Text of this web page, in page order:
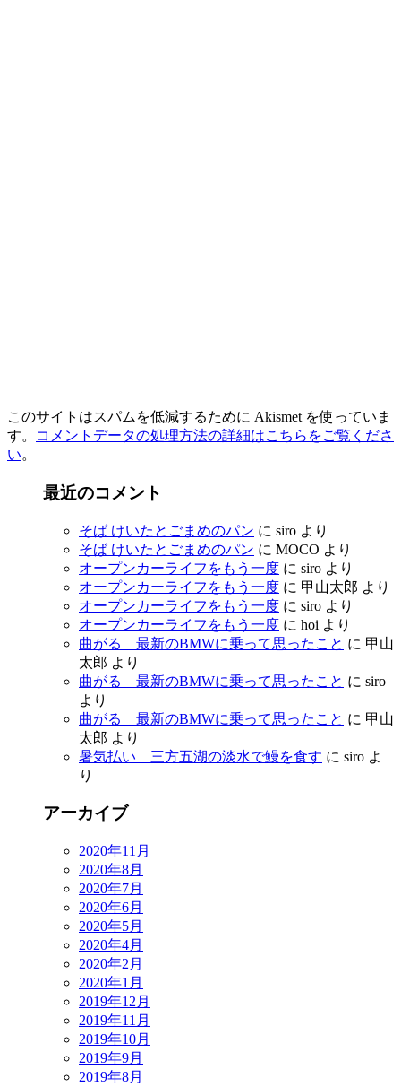
このサイトはスパムを低減するために Akismet を使っていま
す。
コメントデータの処理方法の詳細はこちらをご覧くださ
い。
最近のコメント
そば けいたとごまめのパン に siro より
そば けいたとごまめのパン に MOCO より
オープンカーライフをもう一度 に siro より
オープンカーライフをもう一度 に 甲山太郎 より
オープンカーライフをもう一度 に siro より
オープンカーライフをもう一度 に hoi より
曲がる 最新のBMWに乗って思ったこと に 甲山
太郎 より
曲がる 最新のBMWに乗って思ったこと に siro
より
曲がる 最新のBMWに乗って思ったこと に 甲山
太郎 より
暑気払い 三方五湖の淡水で鰻を食す に siro よ
り
アーカイブ
2020年11月
2020年8月
2020年7月
2020年6月
2020年5月
2020年4月
2020年2月
2020年1月
2019年12月
2019年11月
2019年10月
2019年9月
2019年8月